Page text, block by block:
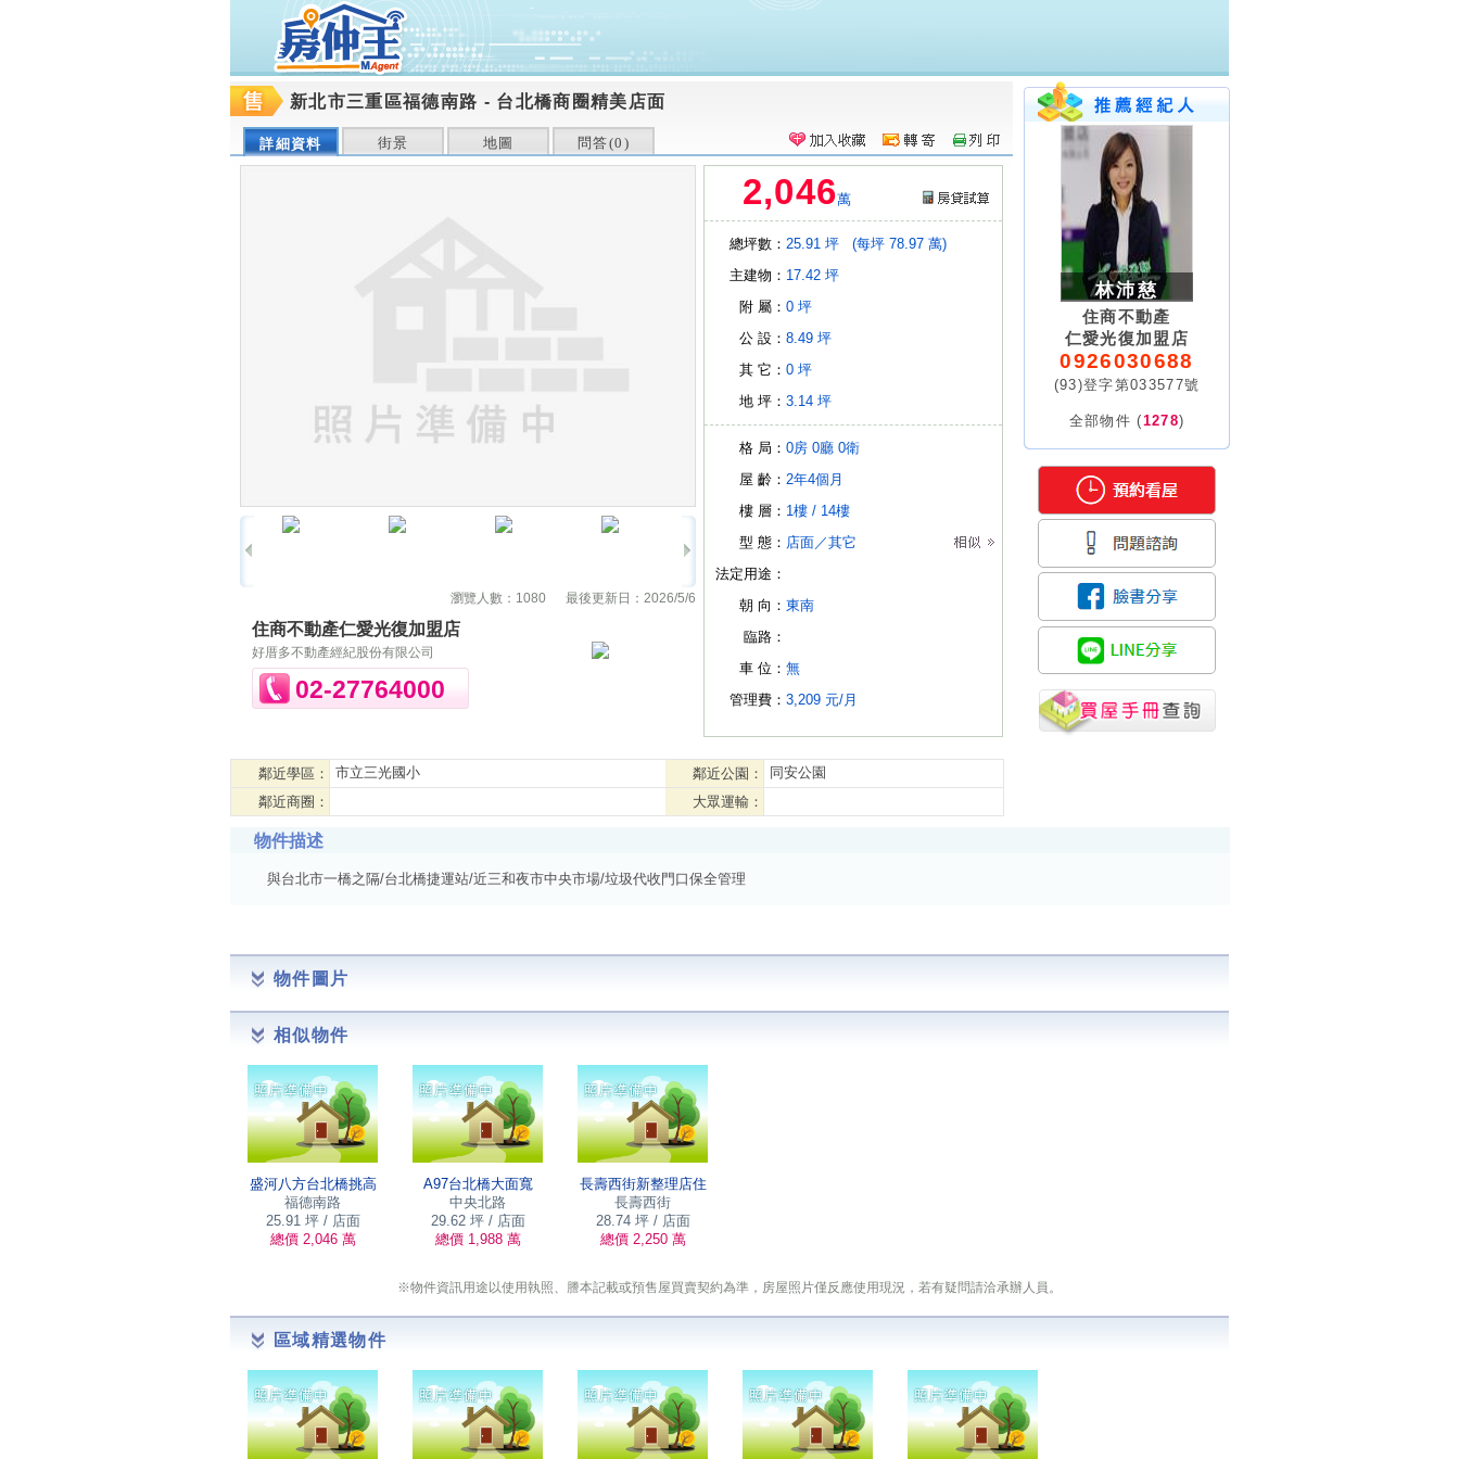
新北市三重區福德南路 - 台北橋商圈精美店面
詳細資料 街景 地圖 問答(0 )
瀏覽人數： 1080 最後更新日： 2026/5/6
住商不動產仁愛光復加盟店
好厝多不動產經紀股份有限公司
02-27764000
2,046萬
總坪數： 25.91 坪
(每坪 78.97 萬)
主建物： 17.42 坪
附 屬： 0 坪
公 設： 8.49 坪
其 它： 0 坪
地 坪： 3.14 坪
格 局： 0房 0廳 0衛
屋 齡： 2年4個月
樓 層： 1樓 / 14樓
型 態： 店面／其它
法定用途：
朝 向： 東南
臨路：
車 位： 無
管理費： 3,209 元/月
鄰近學區： 市立三光國小 鄰近公園：
同安公園
鄰近商圈：
大眾運輸：
林沛慈
住商不動產
仁愛光復加盟店
0926030688
(93)登字第033577號
全部物件 (1278)
物件描述
與台北市一橋之隔/台北橋捷運站/近三和夜市中央市場/垃圾代收門口保全管理
物件圖片
相似物件
盛河八方台北橋挑高
福德南路
25.91 坪 / 店面
總價 2,046 萬
A97台北橋大面寬
中央北路
29.62 坪 / 店面
總價 1,988 萬
長壽西街新整理店住
長壽西街
28.74 坪 / 店面
總價 2,250 萬
※物件資訊用途以使用執照、謄本記載或預售屋買賣契約為準，房屋照片僅反應使用現況，若有疑問請洽承辦人員。
區域精選物件